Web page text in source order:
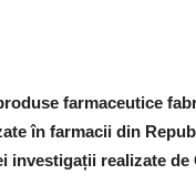
farmaceutice
în farmacii din
investigații realizate de